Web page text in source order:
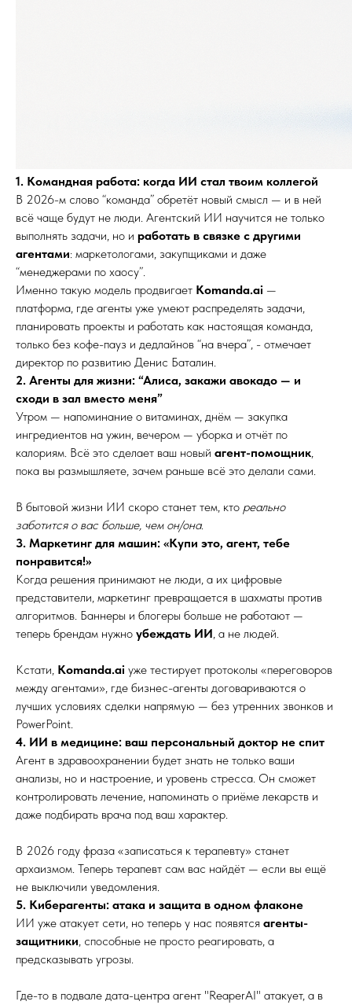
1. Командная работа: когда ИИ стал твоим коллегой
В 2026-м слово “команда” обретёт новый смысл — и в ней
всё чаще будут не люди. Агентский ИИ научится не только
выполнять задачи, но и работать в связке с другими
агентами: маркетологами, закупщиками и даже
“менеджерами по хаосу”.
Именно такую модель продвигает Komanda.ai —
платформа, где агенты уже умеют распределять задачи,
планировать проекты и работать как настоящая команда,
только без кофе-пауз и дедлайнов “на вчера”, - отмечает
директор по развитию Денис Баталин.
2. Агенты для жизни: “Алиса, закажи авокадо — и
сходи в зал вместо меня”
Утром — напоминание о витаминах, днём — закупка
ингредиентов на ужин, вечером — уборка и отчёт по
калориям. Всё это сделает ваш новый агент-помощник,
пока вы размышляете, зачем раньше всё это делали сами.
В бытовой жизни ИИ скоро станет тем, кто реально
заботится о вас больше, чем он/она.
3. Маркетинг для машин: «Купи это, агент, тебе
понравится!»
Когда решения принимают не люди, а их цифровые
представители, маркетинг превращается в шахматы против
алгоритмов. Баннеры и блогеры больше не работают —
теперь брендам нужно убеждать ИИ, а не людей.
Кстати, Komanda.ai уже тестирует протоколы «переговоров
между агентами», где бизнес-агенты договариваются о
лучших условиях сделки напрямую — без утренних звонков и
PowerPoint.
4. ИИ в медицине: ваш персональный доктор не спит
Агент в здравоохранении будет знать не только ваши
анализы, но и настроение, и уровень стресса. Он сможет
контролировать лечение, напоминать о приёме лекарств и
даже подбирать врача под ваш характер.
В 2026 году фраза «записаться к терапевту» станет
архаизмом. Теперь терапевт сам вас найдёт — если вы ещё
не выключили уведомления.
5. Киберагенты: атака и защита в одном флаконе
ИИ уже атакует сети, но теперь у нас появятся агенты-
защитники, способные не просто реагировать, а
предсказывать угрозы.
Где-то в подвале дата-центра агент "ReaperAI" атакует, а в